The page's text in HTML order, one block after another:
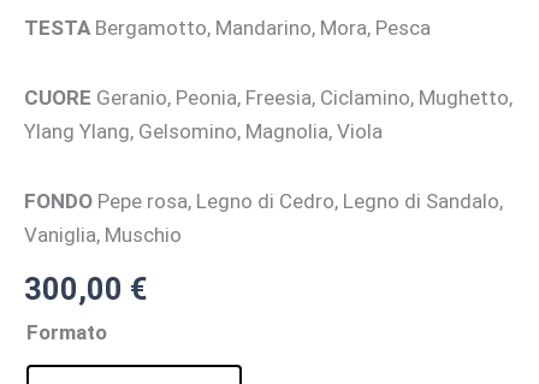
TESTABergamotto, Mandarino, Mora, Pesca
CUORE Geranio, Peonia, Freesia, Ciclamino, Mughetto,
Ylang Ylang, Gelsomino, Magnolia, Viola
FONDO Pepe rosa, Legno di Cedro, Legno di Sandalo,
Vaniglia, Muschio
300,00 €
Formato